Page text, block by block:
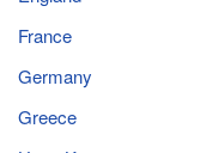
France
Germany
Greece